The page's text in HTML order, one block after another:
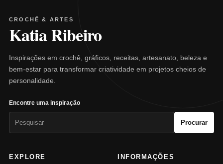
CROCHÊ & ARTES
Katia Ribeiro
Inspirações em crochê, gráficos, receitas, artesanato, beleza e
bem-estar para transformar criatividade em projetos cheios de
personalidade.
Encontre uma inspiração
Procurar
EXPLORE INFORMAÇÕES